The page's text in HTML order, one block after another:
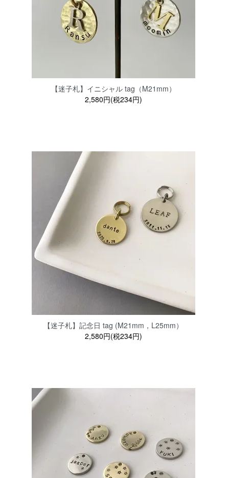
【迷子札】イニシャル tag（M21mm）
2,580円(税234円)
【迷子札】記念日 tag (M21mm，L25mm）
2,580円(税234円)